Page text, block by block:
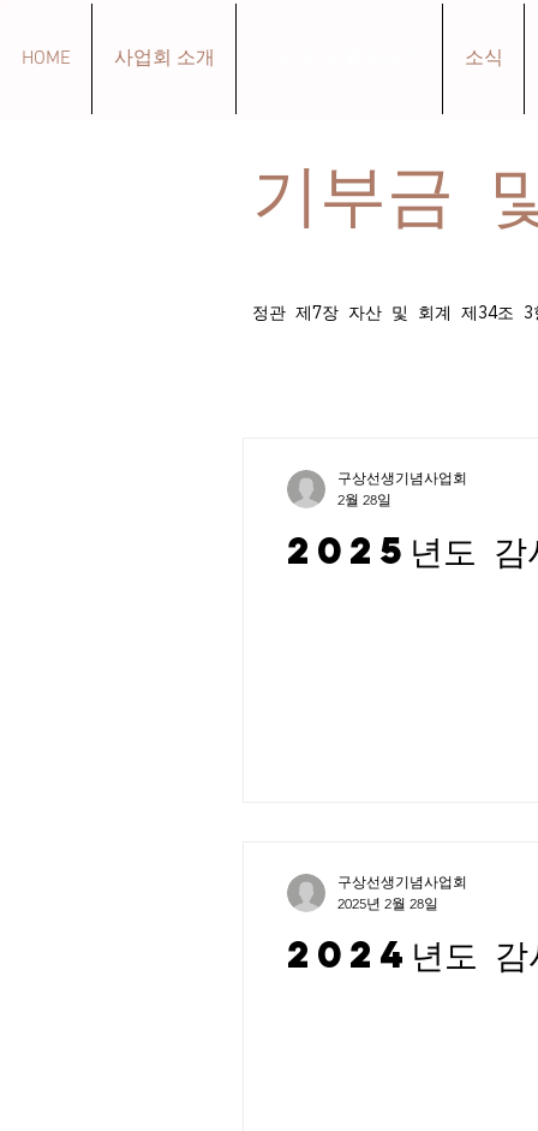
HOME 사업회 소개 소식
기부금
정관 제7장 자산 및 회계 제34조 3
2025년도 감
구상선생기념사업회
2월 28일
2024년도 감
구상선생기념사업회
2025년 2월 28일